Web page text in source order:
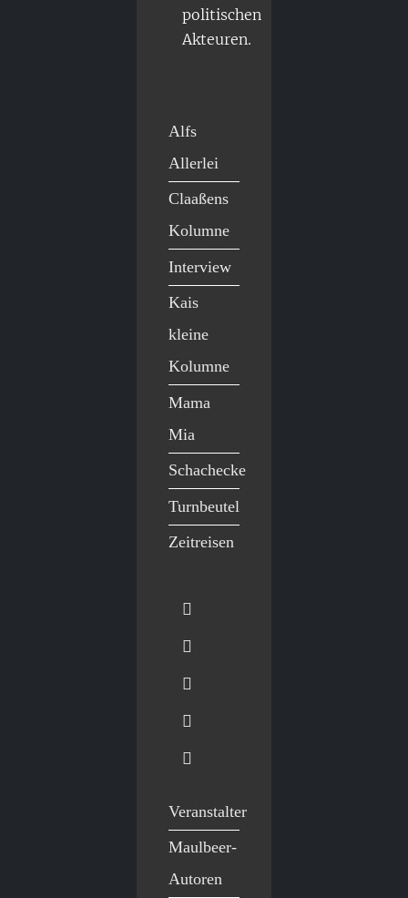
politischen
Akteuren.
Alfs
Allerlei
Claaßens
Kolumne
Interview
Kais
kleine
Kolumne
Mama
Mia
Schachecke
Turnbeutel
Zeitreisen
Veranstalter
Maulbeer-
Autoren